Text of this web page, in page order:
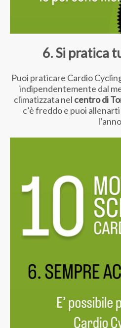
6. Si pratica
Puoi praticare Cardio
indipendentemente dal
climatizzata nel centro di
c’è freddo e puoi